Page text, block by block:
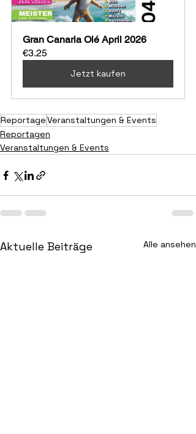
Gran Canaria Olé April 2026
€3.25
Jetzt kaufen
ReportageVeranstaltungen & Events
Reportagen
Veranstaltungen & Events
Aktuelle Beiträge Alle ansehen